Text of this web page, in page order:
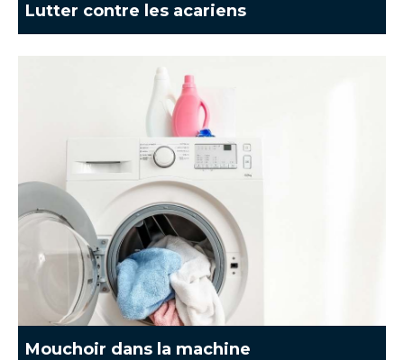
Lutter contre les acariens
Mouchoir dans la machine